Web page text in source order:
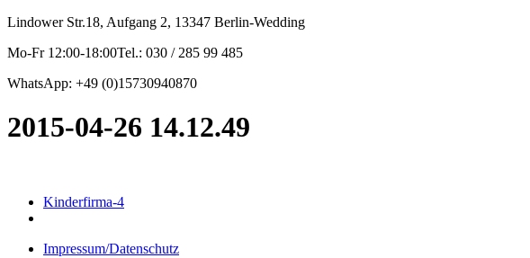
Lindower Str.18, Aufgang 2, 13347 Berlin-Wedding
Mo-Fr 12:00-18:00Tel.: 030 / 285 99 485
WhatsApp: +49 (0)15730940870
2015-04-26 14.12.49
Kinderfirma-4
Impressum/Datenschutz